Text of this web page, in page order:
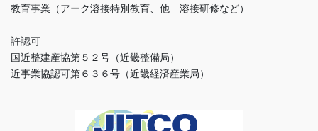
教育事業（アーク溶接特別教育、他 溶接研修など）
許認可
国近整建産協第５２号（近畿整備局）
近事業協認可第６３６号（近畿経済産業局）